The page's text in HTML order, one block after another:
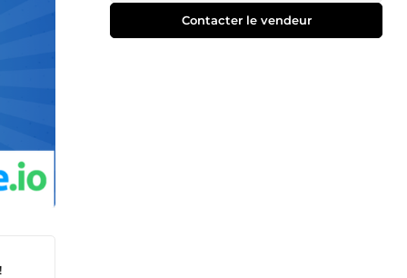
Contacter le vendeur